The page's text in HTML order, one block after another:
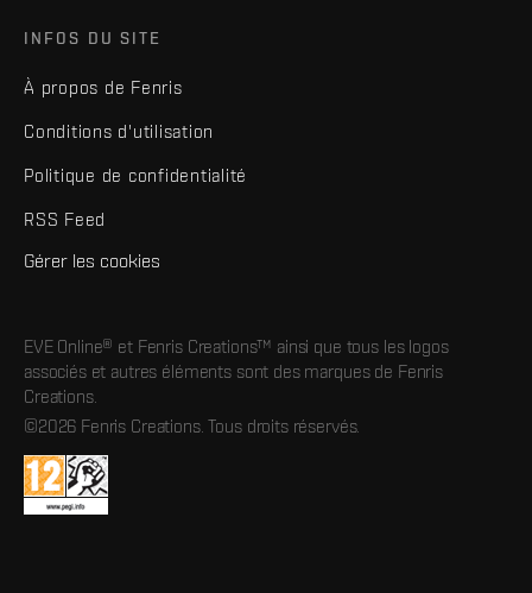
INFOS DU SITE
À propos de Fenris
Conditions d'utilisation
Politique de confidentialité
RSS Feed
Gérer les cookies
EVE Online® et Fenris Creations™ ainsi que tous les logos
associés et autres éléments sont des marques de Fenris
Creations.
©2026 Fenris Creations. Tous droits réservés.